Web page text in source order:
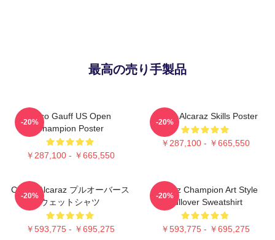
最高の売り手製品
Coco Gauff US Open
Champion Poster
￥287,100 - ￥665,550
-20%
Carlos Alcaraz Skills Poster
￥287,100 - ￥665,550
-20%
Carlos Alcaraz プルオーバース
ウェットシャツ
￥593,775 - ￥695,275
-20%
Alcaraz Champion Art Style
Pullover Sweatshirt
￥593,775 - ￥695,275
-20%